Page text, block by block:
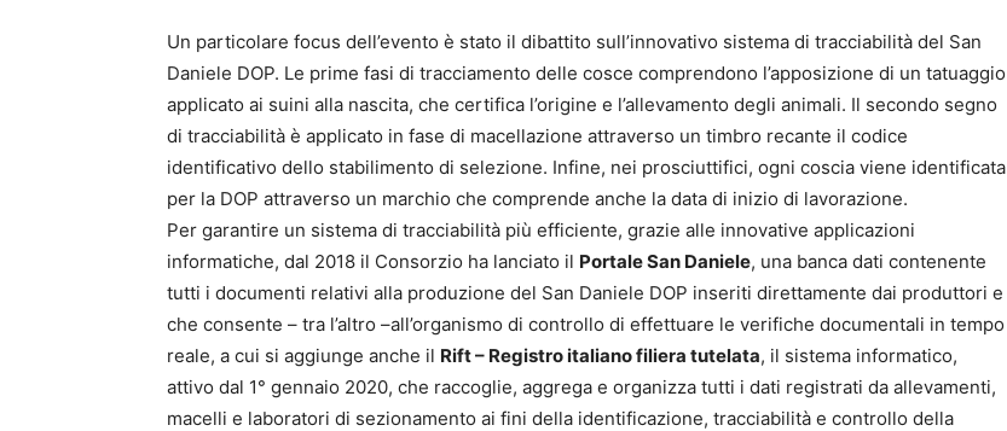
Un particolare focus dell’evento è stato il dibattito sull’innovativo sistema di tracciabilità del San
Daniele DOP. Le prime fasi di tracciamento delle cosce comprendono l’apposizione di un tatuaggio
applicato ai suini alla nascita, che certifica l’origine e l’allevamento degli animali. Il secondo segno
di tracciabilità è applicato in fase di macellazione attraverso un timbro recante il codice
identificativo dello stabilimento di selezione. Infine, nei prosciuttifici, ogni coscia viene identificata
per la DOP attraverso un marchio che comprende anche la data di inizio di lavorazione.
Per garantire un sistema di tracciabilità più efficiente, grazie alle innovative applicazioni
informatiche, dal 2018 il Consorzio ha lanciato il Portale San Daniele, una banca dati contenente
tutti i documenti relativi alla produzione del San Daniele DOP inseriti direttamente dai produttori e
che consente – tra l’altro –all’organismo di controllo di effettuare le verifiche documentali in tempo
reale, a cui si aggiunge anche il Rift – Registro italiano filiera tutelata, il sistema informatico,
attivo dal 1° gennaio 2020, che raccoglie, aggrega e organizza tutti i dati registrati da allevamenti,
macelli e laboratori di sezionamento ai fini della identificazione, tracciabilità e controllo della